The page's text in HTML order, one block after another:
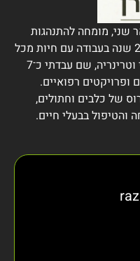
שני, מומחה להתנהגות
בעלי חיים עם ניסיון של למעלה מ־20 שנה בעבודה עם חיות מכל
הסוגים. הקריירה שלי החלה כטכנאי וטרינריה, שם עבדתי כ־7
ופרויקטים רפואיים.
של כלבים וחתולים,
והטיפול בבעלי חיים.